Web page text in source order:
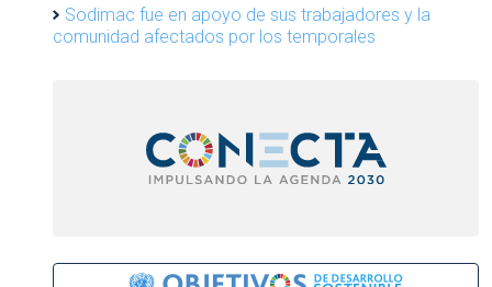
Sodimac fue en apoyo de sus trabajadores y la
comunidad afectados por los temporales